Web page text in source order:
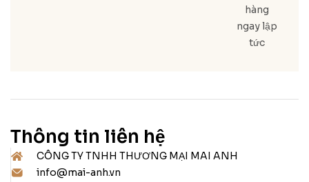
hàng
ngay lập
tức
Thông tin liên hệ
CÔNG TY TNHH THƯƠNG MẠI MAI ANH
info@mai-anh.vn